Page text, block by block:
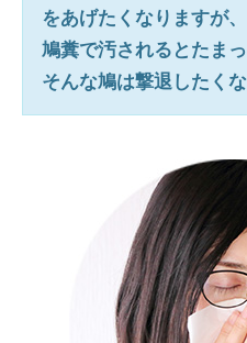
をあげたくなりますが
鳩糞で汚されるとたま
そんな鳩は撃退したく